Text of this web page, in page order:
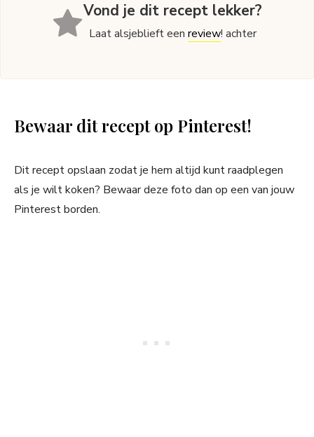
Vond je dit recept lekker?
Laat alsjeblieft eenreview! achter
Bewaar dit recept op Pinterest!
Dit recept opslaan zodat je hem altijd kunt raadplegen
als je wilt koken? Bewaar deze foto dan op een van jouw
Pinterest borden.